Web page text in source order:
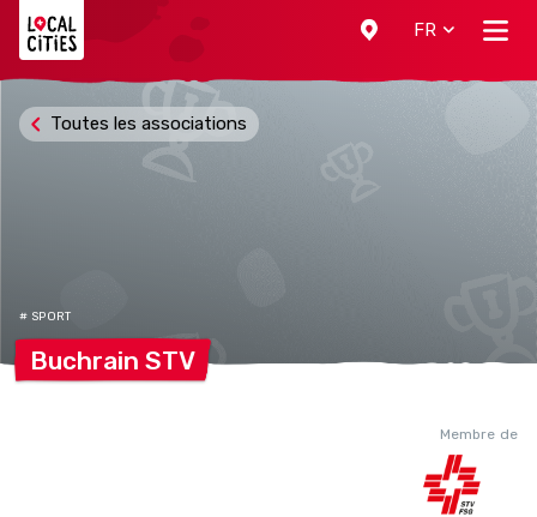
FR
# SPORT
Buchrain STV
Toutes les associations
Membre de